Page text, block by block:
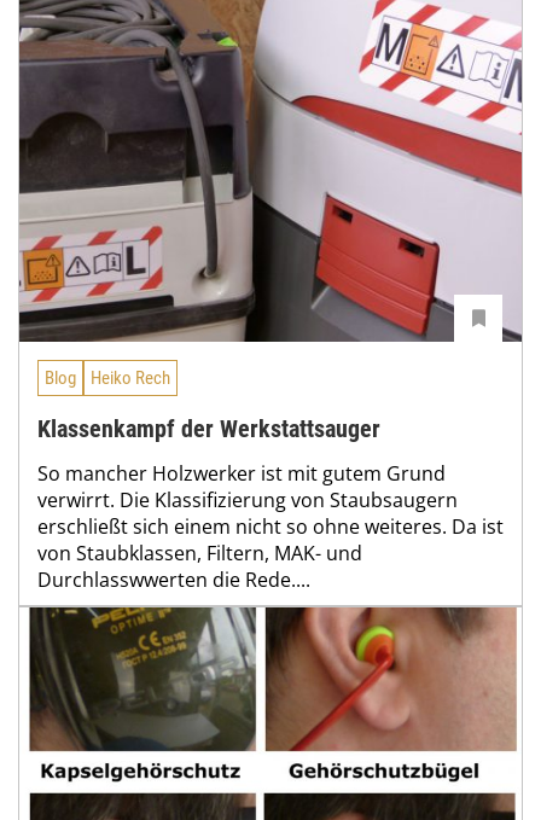
Blog Heiko Rech
Klassenkampf der Werkstattsauger
So mancher Holzwerker ist mit gutem Grund
verwirrt. Die Klassifizierung von Staubsaugern
erschließt sich einem nicht so ohne weiteres. Da ist
von Staubklassen, Filtern, MAK- und
Durchlasswwerten die Rede....